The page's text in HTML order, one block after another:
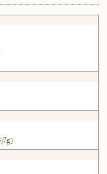
）